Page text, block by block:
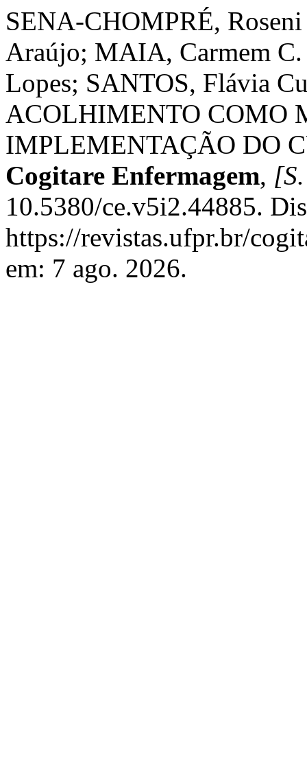
SENA-CHOMPRÉ,
Araújo; MAIA, Carmem
Lopes; SANTOS, Flávia
ACOLHIMENTO COMO
IMPLEMENTAÇÃO DO
Cogitare Enfermagem,
10.5380/ce.v5i2.44885.
https://revistas.ufpr.br/
em: 7 ago. 2026.